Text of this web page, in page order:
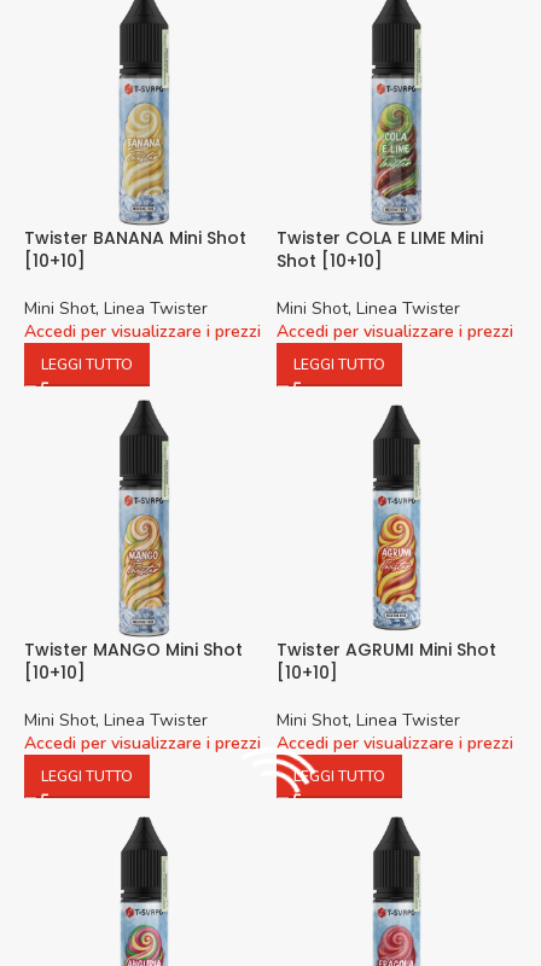
Twister BANANA Mini Shot
[10+10]
Mini Shot, Linea Twister
Accedi per visualizzare i prezzi
LEGGI TUTTO
Twister COLA E LIME Mini
Shot [10+10]
Mini Shot, Linea Twister
Accedi per visualizzare i prezzi
LEGGI TUTTO
Twister MANGO Mini Shot
[10+10]
Mini Shot, Linea Twister
Accedi per visualizzare i prezzi
LEGGI TUTTO
Twister AGRUMI Mini Shot
[10+10]
Mini Shot, Linea Twister
Accedi per visualizzare i prezzi
LEGGI TUTTO